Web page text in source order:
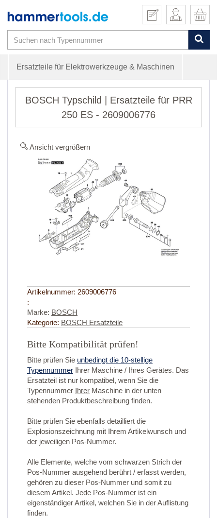
Ersatzteile für Elektrowerkzeuge & Maschinen
BOSCH Typschild | Ersatzteile für PRR
250 ES - 2609006776
Ansicht vergrößern
Artikelnummer: 2609006776
:
Marke: BOSCH
Kategorie: BOSCH Ersatzteile
Bitte Kompatibilität prüfen!
Bitte prüfen Sie unbedingt die 10-stellige
Typennummer Ihrer Maschine / Ihres Gerätes. Das
Ersatzteil ist nur kompatibel, wenn Sie die
Typennummer Ihrer Maschine in der unten
stehenden Produktbeschreibung finden.
Bitte prüfen Sie ebenfalls detailliert die
Explosionszeichnung mit Ihrem Artikelwunsch und
der jeweiligen Pos-Nummer.
Alle Elemente, welche vom schwarzen Strich der
Pos-Nummer ausgehend berührt / erfasst werden,
gehören zu dieser Pos-Nummer und somit zu
diesem Artikel. Jede Pos-Nummer ist ein
eigenständiger Artikel, welchen Sie in der Auflistung
finden.